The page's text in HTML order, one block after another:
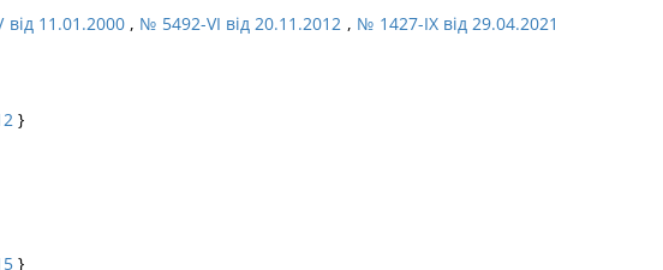
11.01.2000, № 5492-VI від 20.11.2012 , № 1427-IX від 29.04.2021
}
}